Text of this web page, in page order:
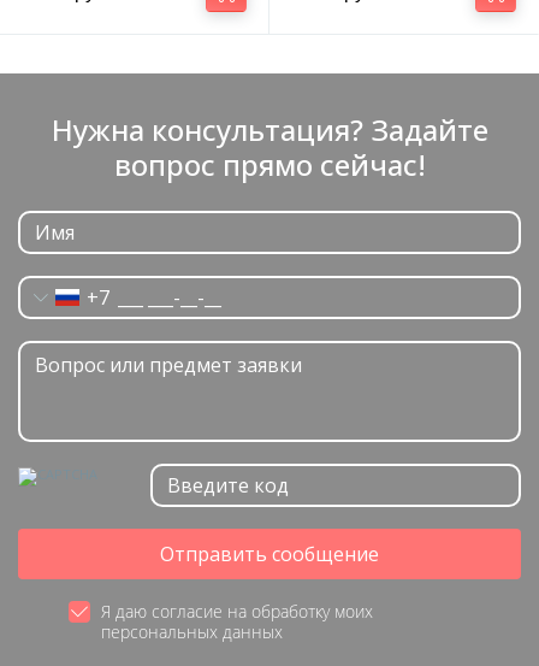
Нужна консультация? Задайте
вопрос прямо сейчас!
+7
Отправить сообщение
Я даю согласие на обработку моих
персональных данных